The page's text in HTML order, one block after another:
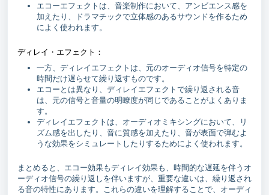
エコーエフェクトは、音楽制作において、アンビエンス感を
加えたり、ドラマチックで立体感のあるサウンドを作るため
によく使われます。
ディレイ・エフェクト：
一方、ディレイエフェクトは、元のオーディオ信号を特定の
時間だけ遅らせて繰り返すものです。
エコーとは異なり、ディレイエフェクトで繰り返される音
は、元の信号と音量の明瞭度が同じであることがよくありま
す。
ディレイエフェクトは、オーディオミキシングにおいて、リ
ズム感を出したり、音に質感を加えたり、音が表面で弾むよ
うな効果をシミュレートしたりするためによく使われます。
まとめると、エコー効果もディレイ効果も、時間的な遅延を伴うオ
ーディオ信号の繰り返しを伴いますが、重要な違いは、繰り返され
る音の特性にあります。これらの違いを理解することで、オーディ